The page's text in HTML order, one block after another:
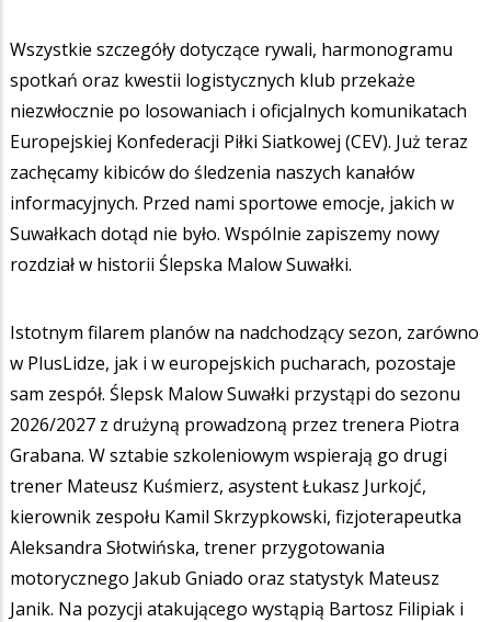
Wszystkie szczegóły dotyczące rywali, harmonogramu
spotkań oraz kwestii logistycznych klub przekaże
niezwłocznie po losowaniach i oficjalnych komunikatach
Europejskiej Konfederacji Piłki Siatkowej (CEV). Już teraz
zachęcamy kibiców do śledzenia naszych kanałów
informacyjnych. Przed nami sportowe emocje, jakich w
Suwałkach dotąd nie było. Wspólnie zapiszemy nowy
rozdział w historii Ślepska Malow Suwałki.
Istotnym filarem planów na nadchodzący sezon, zarówno
w PlusLidze, jak i w europejskich pucharach, pozostaje
sam zespół. Ślepsk Malow Suwałki przystąpi do sezonu
2026/2027 z drużyną prowadzoną przez trenera Piotra
Grabana. W sztabie szkoleniowym wspierają go drugi
trener Mateusz Kuśmierz, asystent Łukasz Jurkojć,
kierownik zespołu Kamil Skrzypkowski, fizjoterapeutka
Aleksandra Słotwińska, trener przygotowania
motorycznego Jakub Gniado oraz statystyk Mateusz
Janik. Na pozycji atakującego wystąpią Bartosz Filipiak i